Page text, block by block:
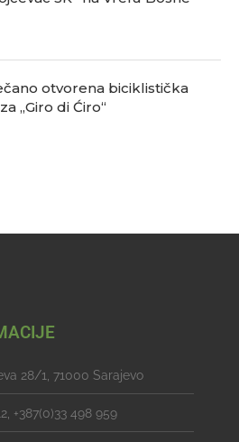
otvorena biciklistička
„Giro di Ćiro“
28/1, 71000 Sarajevo
+387(0)33 498 959